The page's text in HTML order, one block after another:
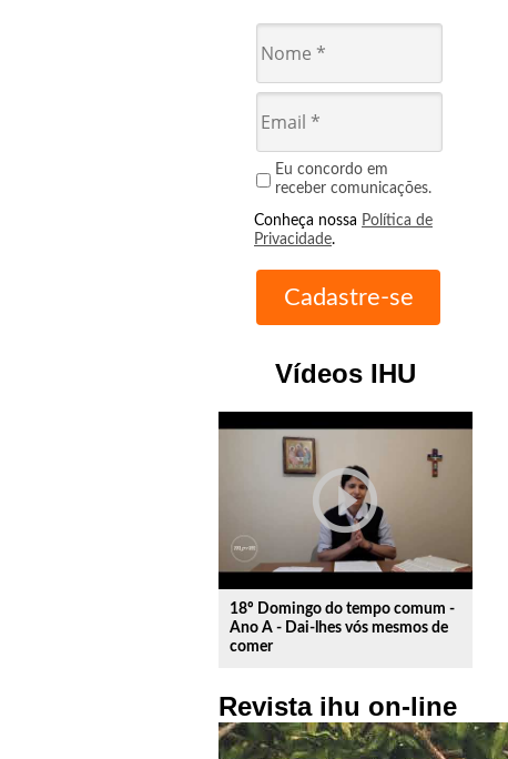
Eu concordo em
receber comunicações.
Conheça nossa Política de
Privacidade.
Vídeos IHU
play_circle_outline
18º Domingo do tempo comum -
Ano A - Dai-lhes vós mesmos de
comer
Revista ihu on-line